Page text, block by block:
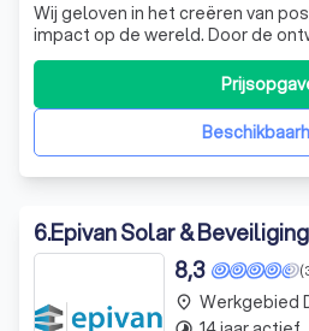
Wij geloven in het creëren van
impact op de wereld. Door de ontwikkeling van een
hechte band met de installateurs
ingespeeld op de individuele
wordt gestreefd naar een hoge
zo de beste ondersteuning te kun
6.Epivan Solar &
8,3
place Werkgebied